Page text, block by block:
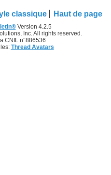
classique Haut de page
Version 4.2.5
Inc. All rights reserved.
CNIL n°886536
Thread Avatars